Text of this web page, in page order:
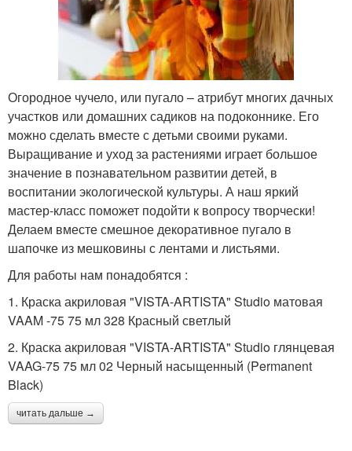
Огородное чучело, или пугало – атрибут многих дачных
участков или домашних садиков на подоконнике. Его
можно сделать вместе с детьми своими руками.
Выращивание и уход за растениями играет большое
значение в познавательном развитии детей, в
воспитании экологической культуры. А наш яркий
мастер-класс поможет подойти к вопросу творчески!
Делаем вместе смешное декоративное пугало в
шапочке из мешковины с лентами и листьями.
Для работы нам понадобятся :
1. Краска акриловая "VISTA-ARTISTA" Studio матовая
VAAM -75 75 мл 328 Красный светлый
2. Краска акриловая "VISTA-ARTISTA" Studio глянцевая
VAAG-75 75 мл 02 Черный насыщенный (Permanent
Black)
читать дальше →